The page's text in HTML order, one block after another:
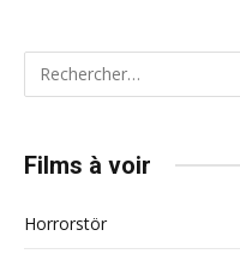
Films à voir
Horrorstör